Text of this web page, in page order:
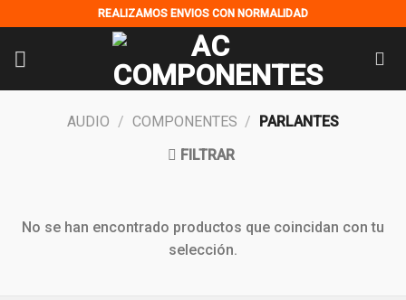
to
content
REALIZAMOS ENVIOS CON NORMALIDAD
AUDIO / COMPONENTES / PARLANTES
FILTRAR
No se han encontrado productos que coincidan con tu
selección.